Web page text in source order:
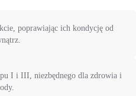
poprawiając ich kondycję od
I i III, niezbędnego dla zdrowia i